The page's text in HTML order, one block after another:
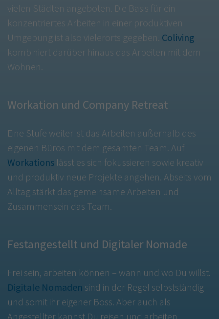
vielen Städten angeboten. Die Basis für ein
konzentriertes Arbeiten in einer produktiven
Umgebung ist also vielerorts gegeben. Coliving
kombiniert darüber hinaus das Arbeiten mit dem
Wohnen.
Workation und Company Retreat
Eine Stufe weiter ist das Arbeiten außerhalb des
eigenen Büros mit dem gesamten Team. Auf
Workations lässt es sich fokussieren sowie kreativ
und produktiv neue Projekte angehen. Abseits vom
Alltag stärkt das gemeinsame Arbeiten und
Zusammensein das Team.
Festangestellt und Digitaler Nomade
Frei sein, arbeiten können – wann und wo Du willst.
Digitale Nomaden sind in der Regel selbstständig
und somit ihr eigener Boss. Aber auch als
Angestellter kannst Du reisen und arbeiten